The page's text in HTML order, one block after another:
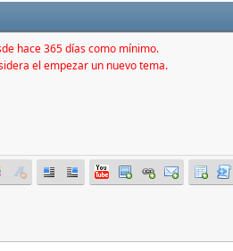
hace 365 días como mínimo.
el empezar un nuevo tema.